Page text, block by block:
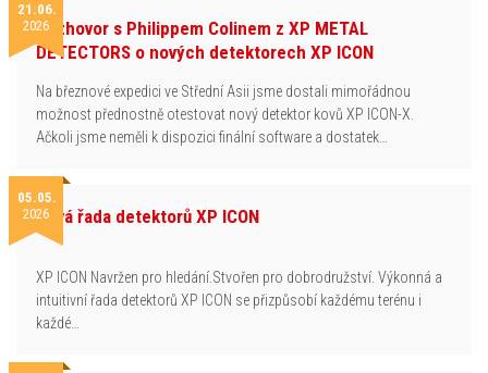
21.06.
2026Rozhovor s Philippem Colinem z XP METAL
DETECTORS o nových detektorech XP ICON
Na březnové expedici ve Střední Asii jsme dostali mimořádnou
možnost přednostně otestovat nový detektor kovů XP ICON-X.
Ačkoli jsme neměli k dispozici finální software a dostatek…
05.05.
2026Nová řada detektorů XP ICON
XP ICON Navržen pro hledání.Stvořen pro dobrodružství. Výkonná a
intuitivní řada detektorů XP ICON se přizpůsobí každému terénu i
každé…